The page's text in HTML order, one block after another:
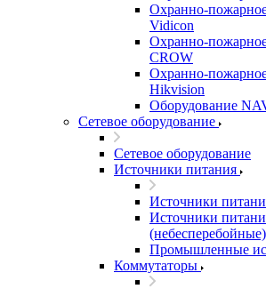
Охранно-
Vidicon
Охранно-
CROW
Охранно-
Hikvision
Оборудование
Сетевое оборудование
Сетевое оборудование
Источники питания
Источники
Источники
(небесперебойные)
Промышленные
Коммутаторы